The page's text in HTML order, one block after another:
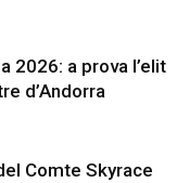
2026: a prova l’elit
d’Andorra
Comte Skyrace